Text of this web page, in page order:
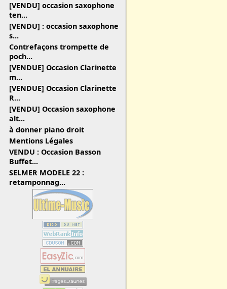
[VENDU] occasion saxophone
ten...
[VENDU] : occasion saxophone
s...
Contrefaçons trompette de
poch...
[VENDUE] Occasion Clarinette
m...
[VENDUE] Occasion Clarinette
R...
[VENDU] Occasion saxophone
alt...
à donner piano droit
Mentions Légales
VENDU : Occasion Basson
Buffet...
SELMER MODELE 22 :
retamponnag...